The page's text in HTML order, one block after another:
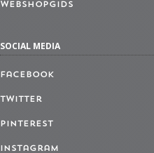
Webshopgids
SOCIAL MEDIA
Facebook
Twitter
Pinterest
Instagram